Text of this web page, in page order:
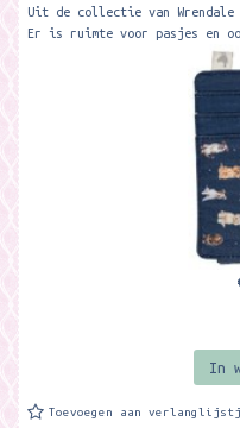
Uit de collectie van Wrendale
Er is ruimte voor pasjes en
In
Toevoegen aan